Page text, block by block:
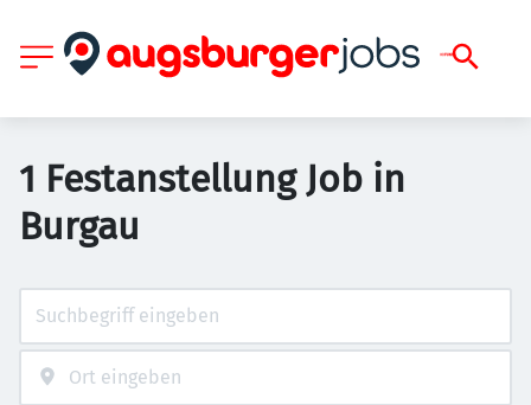
1 Festanstellung Job in
Burgau